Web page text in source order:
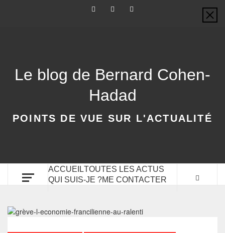
Le blog de Bernard Cohen-
Hadad
POINTS DE VUE SUR L'ACTUALITÉ
ACCUEILTOUTES LES ACTUS
QUI SUIS-JE ?ME CONTACTER